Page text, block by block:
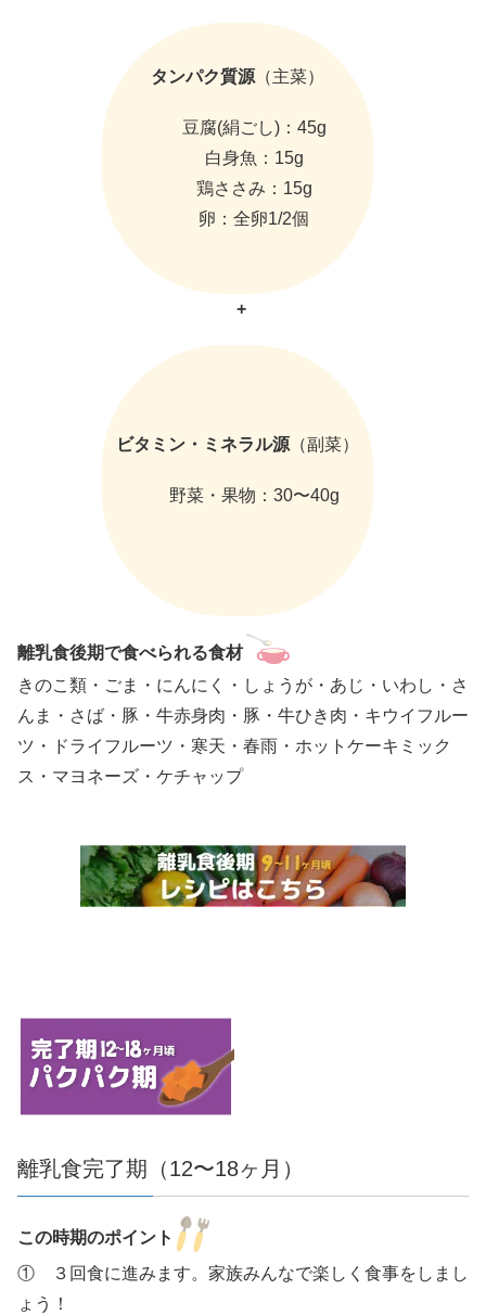
タンパク質源 （主菜）
豆腐(絹ごし)：45g
白身魚：15g
鶏ささみ：15g
卵：全卵1/2個
+
ビタミン・ミネラル源 （副菜）
野菜・果物：30〜40g
離乳食後期で食べられる食材
きのこ類・ごま・にんにく・しょうが・あじ・いわし・さ
んま・さば・豚・牛赤身肉・豚・牛ひき肉・キウイフルー
ツ・ドライフルーツ・寒天・春雨・ホットケーキミック
ス・マヨネーズ・ケチャップ
離乳食完了期（12〜18ヶ月）
この時期のポイント
① ３回食に進みます。家族みんなで楽しく食事をしまし
ょう！